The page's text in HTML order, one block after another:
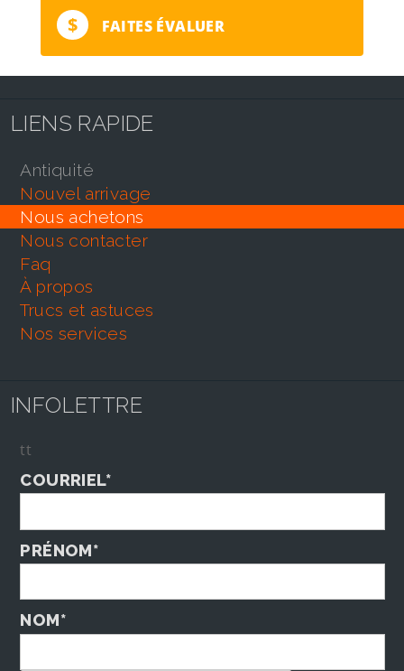
$ FAITES ÉVALUER
LIENS RAPIDE
antiquité
nouvel arrivage
nous achetons
nous contacter
faq
À propos
trucs et astuces
nos services
INFOLETTRE
tt
COURRIEL*
PRÉNOM*
NOM*